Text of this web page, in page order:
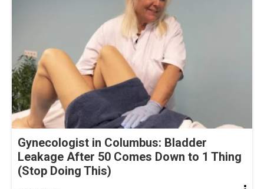
Gynecologist in Columbus: Bladder
Leakage After 50 Comes Down to 1 Thing
(Stop Doing This)